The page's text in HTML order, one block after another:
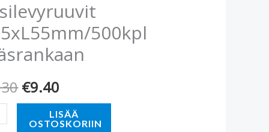
500kpl
oli:
€13.30.
€9.40
on:
€9.40.
LISÄÄ
OSTOSKORIIN